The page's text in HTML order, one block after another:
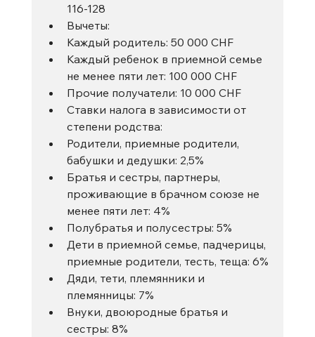
116-128
Вычеты:
Каждый родитель: 50 000 CHF
Каждый ребенок в приемной семье
не менее пяти лет: 100 000 CHF
Прочие получатели: 10 000 CHF
Ставки налога в зависимости от
степени родства:
Родители, приемные родители,
бабушки и дедушки: 2,5%
Братья и сестры, партнеры,
проживающие в брачном союзе не
менее пяти лет: 4%
Полубратья и полусестры: 5%
Дети в приемной семье, падчерицы,
приемные родители, тесть, теща: 6%
Дяди, тети, племянники и
племянницы: 7%
Внуки, двоюродные братья и
сестры: 8%